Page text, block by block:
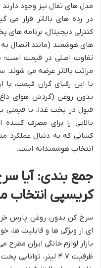
مدل های تفال نیز وجود
در رده های بالاتر قرار
کنترلی دیجیتال، برنامه
های هوشمند (مانند اتصال به
تفاوت اصلی در قیمت است؛
مراتب بالاتر عرضه می
با این رقبای گران قیمت،
بدون روغن (گردش هوای
قبول در پخت غذا، با قیمتی
بالایی را برای مصرف
کسانی که به دنبال عملکرد
انتخاب هوشمندانه است.
جمع بندی: آیا
کریسپی انتخاب
سرخ کن بدون روغن پارس
ای از ویژگی ها و قابلیت ها،
ظرفیت ۴.۷ لیتر،